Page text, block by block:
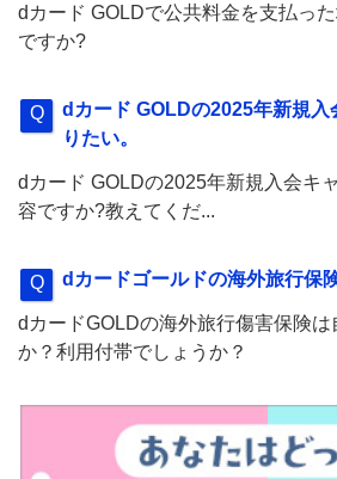
dカード GOLDで公共料金を支払っ
ですか?
dカード GOLDの2025年新規入
りたい。
dカード GOLDの2025年新規入会キ
容ですか?教えてくだ...
dカードゴールドの海外旅行保
dカードGOLDの海外旅行傷害保険は
か？利用付帯でしょうか？